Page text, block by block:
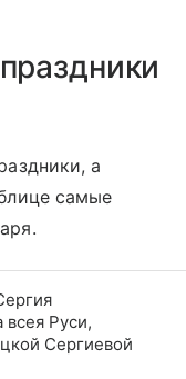
а
самые
Руси,
Сергиевой